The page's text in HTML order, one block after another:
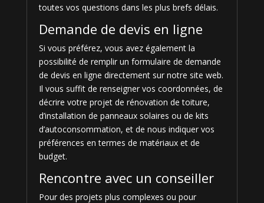
toutes vos questions dans les plus brefs délais.
Demande de devis en ligne
Si vous préférez, vous avez également la
possibilité de remplir un formulaire de demande
de devis en ligne directement sur notre site web.
Il vous suffit de renseigner vos coordonnées, de
décrire votre projet de rénovation de toiture,
d’installation de panneaux solaires ou de kits
d’autoconsommation, et de nous indiquer vos
préférences en termes de matériaux et de
budget.
Rencontre avec un conseiller
Pour des projets plus complexes ou pour